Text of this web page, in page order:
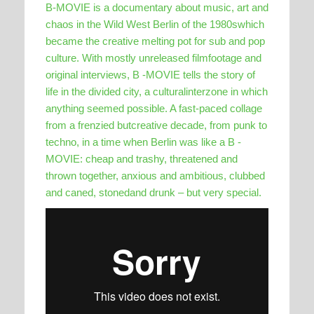
B-MOVIE is a documentary about music, art and
chaos in the Wild West Berlin of the 1980swhich
became the creative melting pot for sub and pop
culture. With mostly unreleased filmfootage and
original interviews, B -MOVIE tells the story of
life in the divided city, a culturalinterzone in which
anything seemed possible. A fast-paced collage
from a frenzied butcreative decade, from punk to
techno, in a time when Berlin was like a B -
MOVIE: cheap and trashy, threatened and
thrown together, anxious and ambitious, clubbed
and caned, stonedand drunk – but very special.